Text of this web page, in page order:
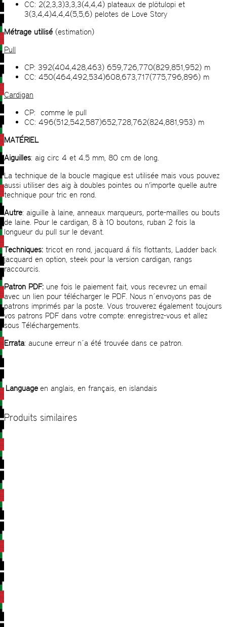
CC: 2(2,3,3)3,3,3(4,4,4) plateaux de plötulopi et
3(3,4,4)4,4,4(5,5,6) pelotes de Love Story
Métrage utilisé (estimation)
Pull
CP: 392(404,428,463) 659,726,770(829,851,952) m
CC: 450(464,492,534)608,673,717(775,796,896) m
Cardigan
CP: comme le pull
CC: 496(512,542,587)652,728,762(824,881,953) m
MATÉRIEL
Aiguilles: aig circ 4 et 4.5 mm, 80 cm de long.
La technique de la boucle magique est utilisée mais vous pouvez
aussi utiliser des aig à doubles pointes ou n’importe quelle autre
technique pour tric en rond.
Autre: aiguille à laine, anneaux marqueurs, porte-mailles ou bouts
de laine. Pour le cardigan, 8 à 10 boutons, ruban 2 fois la
longueur du pull sur le devant.
Techniques: tricot en rond, jacquard á fils flottants, Ladder back
jacquard en option, steek pour la version cardigan, rangs
raccourcis.
Patron PDF: une fois le paiement fait, vous recevrez un email
avec un lien pour télécharger le PDF. Nous n´envoyons pas de
patrons imprimés par la poste. Vous trouverez également toujours
vos patrons PDF dans votre compte: enregistrez-vous et allez
sous Téléchargements.
Errata: aucune erreur n´a été trouvée dans ce patron.
Language en anglais, en français, en islandais
Produits similaires